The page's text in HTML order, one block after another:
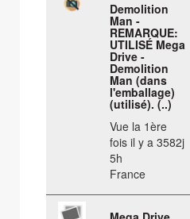
Demolition
Man -
REMARQUE:
UTILISÉ Mega
Drive -
Demolition
Man (dans
l'emballage)
(utilisé). (..)
Vue la 1ère
fois il y a 3582j
5h
France